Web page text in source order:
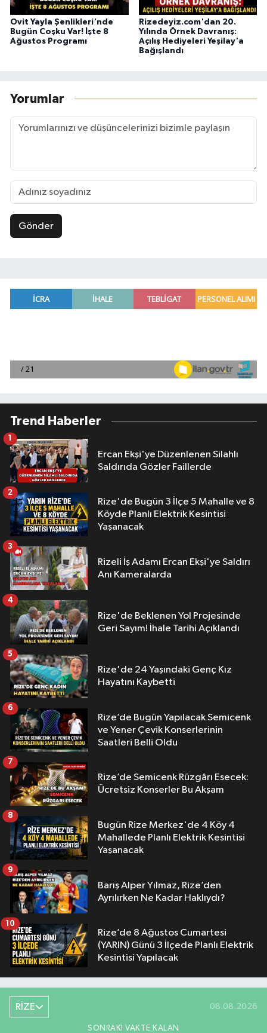
Ovit Yayla Şenlikleri'nde
Bugün Coşku Var! İşte 8
Ağustos Programı
Rizedeyiz.com'dan 20.
Yılında Örnek Davranış:
Açılış Hediyeleri Yeşilay'a
Bağışlandı
Yorumlar
Gönder
Trend Haberler
Ercan Ekşi'ye Düzenlenen Silahlı
Saldırıda Gözler Faillerde
1
Rize'de Bugün 3 İlçe 5 Mahalle ve 8
Köyde Planlı Elektrik Kesintisi
Yaşanacak
2
Rizeli İş Adamı Ercan Ekşi'ye Saldırı
Anı Kameralarda
3
Rize'de Beklenen Yol Projesinde
Geri Sayım! İhale Tarihi Açıklandı
4
Rize'de 24 Yaşındaki Genç Kız
Hayatını Kaybetti
5
Rize’de Bugün Yapılacak Semicenk
ve Yener Çevik Konserlerinin
Saatleri Belli Oldu
6
Rize’de Semicenk Rüzgârı Esecek:
Ücretsiz Konserler Bu Akşam
7
Bugün Rize Merkez'de 4 Köy 4
Mahallede Planlı Elektrik Kesintisi
Yaşanacak
8
Barış Alper Yılmaz, Rize’den
Ayrılırken Ne Kadar Haklıydı?
9
Rize’de 8 Ağustos Cumartesi
(YARIN) Günü 3 İlçede Planlı Elektrik
Kesintisi Yapılacak
10
RİZE 08.08.2026
SONRAKI VAKTE KALAN